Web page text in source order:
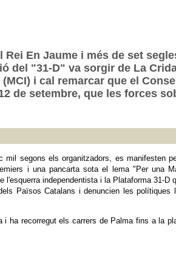
En Jaume i més de set
del "31-D" va sorgir de La
i cal remarcar que el
de setembre, que les forces
segons els organitzadors, es manifesten
i una pancarta sota el lema "Per una
l'esquerra independentista i la Plataforma 31-
Països Catalans i denuncien les
i ha recorregut els carrers de Palma fins a la